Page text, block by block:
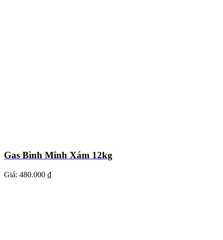
Gas Bình Minh Xám 12kg
Giá: 480.000 ₫